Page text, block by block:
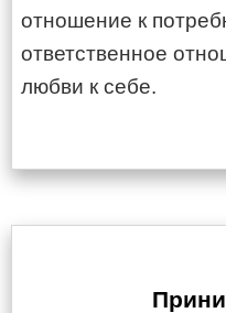
отношение к
ответственное
любви к себе.